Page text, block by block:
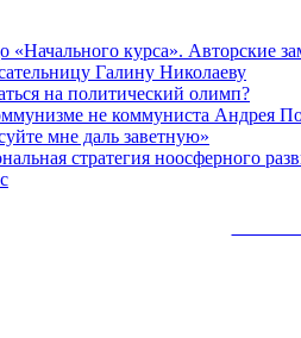
курса». Авторские
Галину Николаеву
на политический олимп?Кто
помог
не коммуниста Андрея
мне даль заветную»
Бровкин:
заветную»
стратегия ноосферного
Капитализм